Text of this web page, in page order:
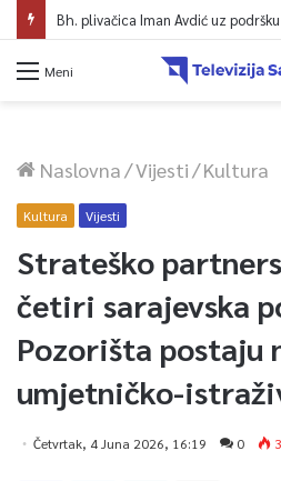
Meni
Naslovna/Vijesti/Kultura
Kultura Vijesti
Strateško
četiri sarajevska
Pozorišta postaju
umjetničko-
Četvrtak, 4 Juna 2026, 16:19 0